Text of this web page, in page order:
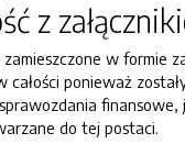
z
w formie
ponieważ
finansowe,
do tej postaci.